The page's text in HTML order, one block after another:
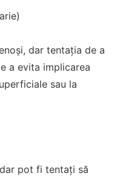
dar tentația de a
a evita implicarea
sau la
pot fi tentați să